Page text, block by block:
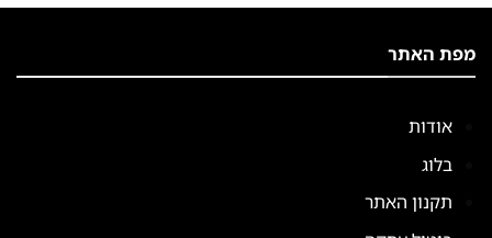
יש
ניתן
מפת האתר
אודות
בלוג
תקנון האתר